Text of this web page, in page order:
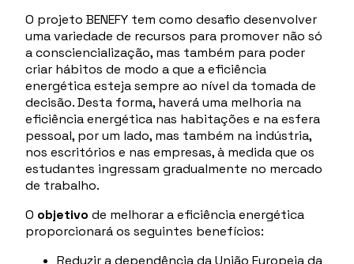
O projeto BENEFY tem como desafio desenvolver
uma variedade de recursos para promover não só
a consciencialização, mas também para poder
criar hábitos de modo a que a eficiência
energética esteja sempre ao nível da tomada de
decisão. Desta forma, haverá uma melhoria na
eficiência energética nas habitações e na esfera
pessoal, por um lado, mas também na indústria,
nos escritórios e nas empresas, à medida que os
estudantes ingressam gradualmente no mercado
de trabalho.
O objetivo de melhorar a eficiência energética
proporcionará os seguintes benefícios:
Reduzir a dependência da União Europeia da